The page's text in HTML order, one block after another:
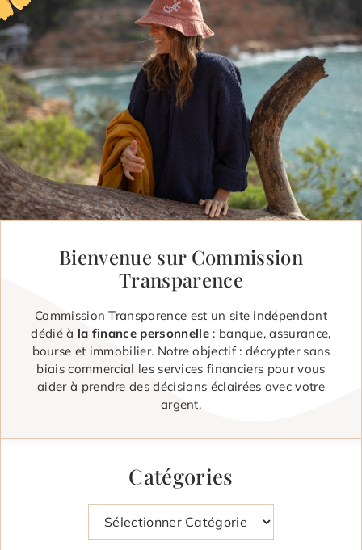
Bienvenue sur Commission
Transparence
Commission Transparence est un site indépendant
dédié à la finance personnelle: banque, assurance,
bourse et immobilier. Notre objectif : décrypter sans
biais commercial les services financiers pour vous
aider à prendre des décisions éclairées avec votre
argent.
Catégories